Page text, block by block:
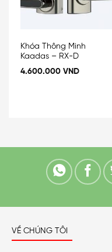
Khóa Thông Minh
Kaadas – RX-D
4.600.000 VND
VỀ CHÚNG TÔI